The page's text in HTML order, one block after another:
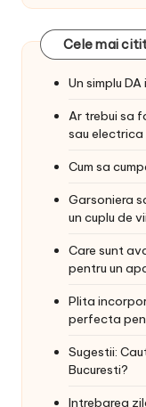
Cele mai
Un simplu
Ar trebui sa
sau
Cum sa
Garsoniera
un cuplu de
Care sunt
pentru un
Plita
perfecta
Sugestii:
Bucuresti?
Intrebarea